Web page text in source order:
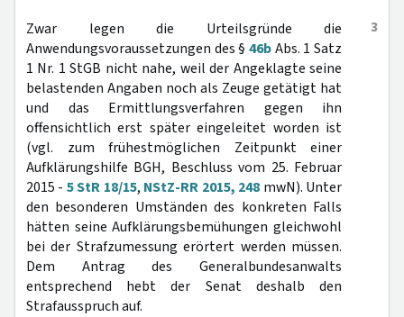
3
Zwar legen die Urteilsgründe die
Anwendungsvoraussetzungen des § 46bAbs. 1 Satz
1 Nr. 1 StGB nicht nahe, weil der Angeklagte seine
belastenden Angaben noch als Zeuge getätigt hat
und das Ermittlungsverfahren gegen ihn
offensichtlich erst später eingeleitet worden ist
(vgl. zum frühestmöglichen Zeitpunkt einer
Aufklärungshilfe BGH, Beschluss vom 25. Februar
2015 - 5 StR 18/15, NStZ-RR 2015, 248 mwN). Unter
den besonderen Umständen des konkreten Falls
hätten seine Aufklärungsbemühungen gleichwohl
bei der Strafzumessung erörtert werden müssen.
Dem Antrag des Generalbundesanwalts
entsprechend hebt der Senat deshalb den
Strafausspruch auf.